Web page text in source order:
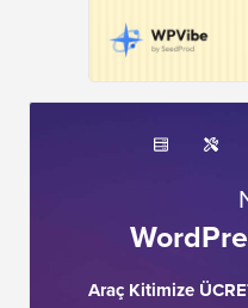
Araç Kitimize